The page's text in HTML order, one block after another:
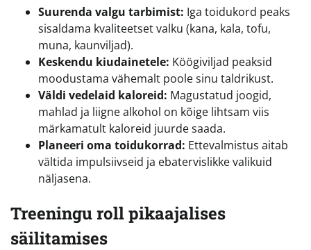
Suurenda valgu tarbimist: Iga toidukord peaks
sisaldama kvaliteetset valku (kana, kala, tofu,
muna, kaunviljad).
Keskendu kiudainetele: Köögiviljad peaksid
moodustama vähemalt poole sinu taldrikust.
Väldi vedelaid kaloreid: Magustatud joogid,
mahlad ja liigne alkohol on kõige lihtsam viis
märkamatult kaloreid juurde saada.
Planeeri oma toidukorrad: Ettevalmistus aitab
vältida impulsiivseid ja ebatervislikke valikuid
näljasena.
Treeningu roll pikaajalises
säilitamises